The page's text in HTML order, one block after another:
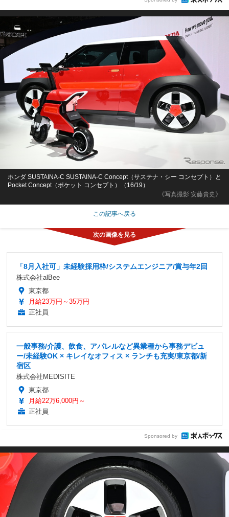
《写真撮影 安藤貴史》
ホンダ SUSTAINA-C SUSTAINA-C Concept（サステナ・シー コンセプト）と
Pocket Concept（ポケット コンセプト）（16/19）
この記事へ戻る
「8月入社可」未経験採用枠/システムエンジニア/賞与年2回
株式会社alBee
東京都
月給23万円～35万円
正社員
一般事務/介護、飲食、アパレルなど異業種から事務デビュ
ー/未経験OK × キレイなオフィス × ランチも充実/東京都/新
宿区
株式会社MEDISITE
東京都
月給22万6,000円～
正社員
Sponsored by